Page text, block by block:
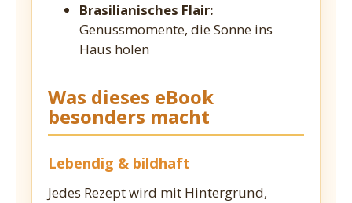
Brasilianisches Flair:
Genussmomente, die Sonne ins
Haus holen
Was dieses eBook
besonders macht
Lebendig & bildhaft
Jedes Rezept wird mit Hintergrund,